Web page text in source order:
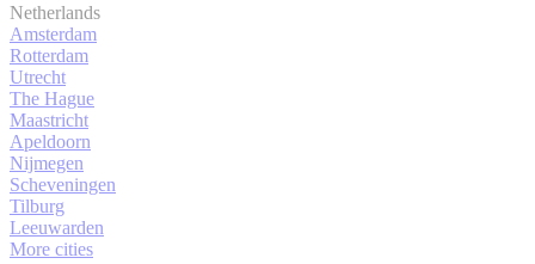
Netherlands
Amsterdam
Rotterdam
Utrecht
The Hague
Maastricht
Apeldoorn
Nijmegen
Scheveningen
Tilburg
Leeuwarden
More cities